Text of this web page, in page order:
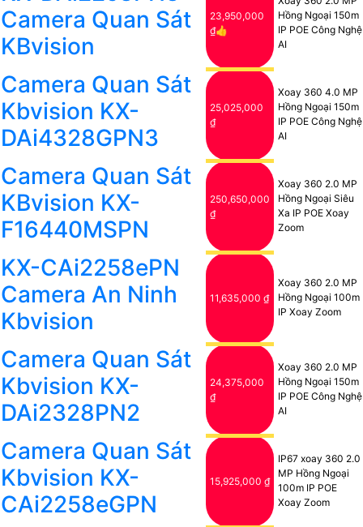
Camera Quan Sát
KBvision
23,950,000
₫👍
Hồng Ngoại 150m
IP POE Công Nghệ
AI
Camera Quan Sát
Kbvision KX-
DAi4328GPN3
25,025,000
₫
Xoay 360 4.0 MP
Hồng Ngoại 150m
IP POE Công Nghệ
AI
Camera Quan Sát
KBvision KX-
F16440MSPN
250,650,000
₫
Xoay 360 2.0 MP
Hồng Ngoại Siêu
Xa IP POE Xoay
Zoom
KX-CAi2258ePN
Camera An Ninh
Kbvision
11,635,000 ₫
Xoay 360 2.0 MP
Hồng Ngoại 100m
IP Xoay Zoom
Camera Quan Sát
Kbvision KX-
DAi2328PN2
24,375,000
₫
Xoay 360 2.0 MP
Hồng Ngoại 150m
IP POE Công Nghệ
AI
Camera Quan Sát
Kbvision KX-
CAi2258eGPN
15,925,000 ₫
IP67 xoay 360 2.0
MP Hồng Ngoại
100m IP POE
Xoay Zoom